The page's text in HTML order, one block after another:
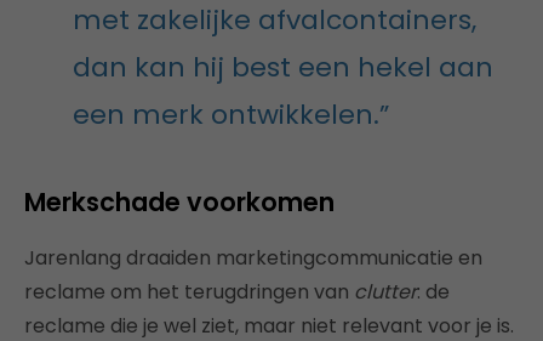
met zakelijke afvalcontainers,
dan kan hij best een hekel aan
een merk ontwikkelen.”
Merkschade voorkomen
Jarenlang draaiden marketingcommunicatie en
reclame om het terugdringen van clutter: de
reclame die je wel ziet, maar niet relevant voor je is.